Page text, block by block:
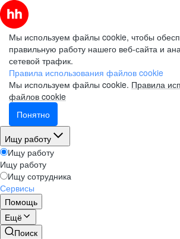
Мы используем файлы cookie, чтобы
правильную работу нашего веб-сайта и
сетевой трафик.
Правила использования файлов cookie
Мы используем файлы cookie. Правила
файлов cookie
Понятно
Ищу работу
Ищу работу
Ищу работу
Ищу сотрудника
Сервисы
Помощь
Ещё
Поиск